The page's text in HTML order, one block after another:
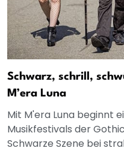
Schwarz, schrill,
M’era Luna
Mit M'era Luna beginnt
Musikfestivals der
Schwarze Szene bei